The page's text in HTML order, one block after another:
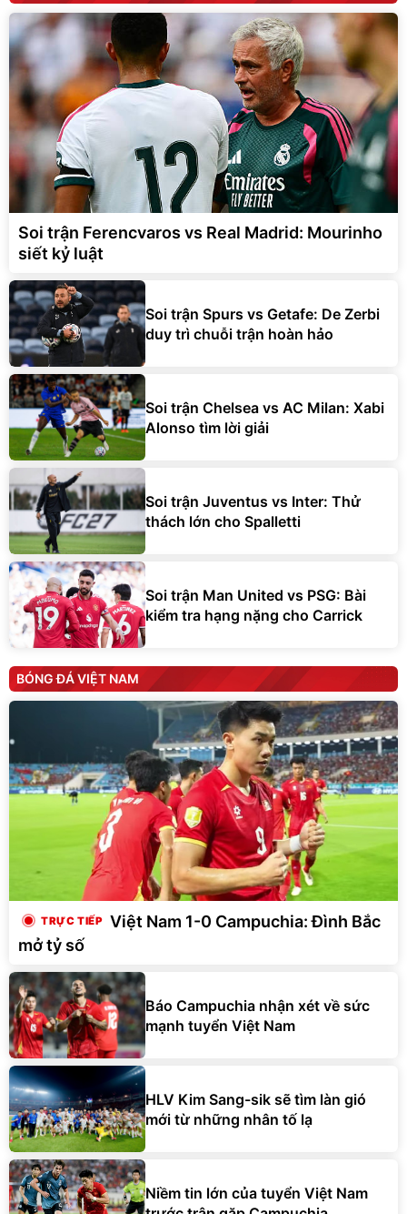
Soi trận Ferencvaros vs Real Madrid: Mourinho
siết kỷ luật
Soi trận Spurs vs Getafe: De Zerbi
duy trì chuỗi trận hoàn hảo
Soi trận Chelsea vs AC Milan: Xabi
Alonso tìm lời giải
Soi trận Juventus vs Inter: Thử
thách lớn cho Spalletti
Soi trận Man United vs PSG: Bài
kiểm tra hạng nặng cho Carrick
BÓNG ĐÁ VIỆT NAM
Việt Nam 1-0 Campuchia: Đình Bắc
mở tỷ số
Báo Campuchia nhận xét về sức
mạnh tuyển Việt Nam
HLV Kim Sang-sik sẽ tìm làn gió
mới từ những nhân tố lạ
Niềm tin lớn của tuyển Việt Nam